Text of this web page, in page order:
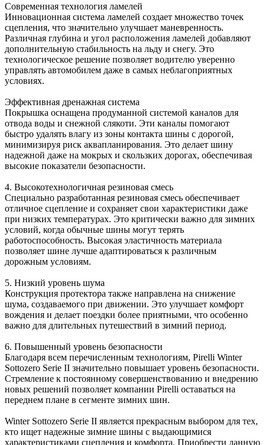
Современная технология ламелей
Инновационная система ламелей создает множество точек
сцепления, что значительно улучшает маневренность.
Различная глубина и угол расположения ламелей добавляют
дополнительную стабильность на льду и снегу. Это
технологическое решение позволяет водителю уверенно
управлять автомобилем даже в самых неблагоприятных
условиях.
Эффективная дренажная система
Покрышка оснащена продуманной системой каналов для
отвода воды и снежной слякоти. Эти каналы помогают
быстро удалять влагу из зоны контакта шины с дорогой,
минимизируя риск аквапланирования. Это делает шину
надежной даже на мокрых и скользких дорогах, обеспечивая
высокие показатели безопасности.
4. Высокотехнологичная резиновая смесь
Специально разработанная резиновая смесь обеспечивает
отличное сцепление и сохраняет свои характеристики даже
при низких температурах. Это критически важно для зимних
условий, когда обычные шины могут терять
работоспособность. Высокая эластичность материала
позволяет шине лучше адаптироваться к различным
дорожным условиям.
5. Низкий уровень шума
Конструкция протектора также направлена на снижение
шума, создаваемого при движении. Это улучшает комфорт
вождения и делает поездки более приятными, что особенно
важно для длительных путешествий в зимний период.
6. Повышенный уровень безопасности
Благодаря всем перечисленным технологиям, Pirelli Winter
Sottozero Serie II значительно повышает уровень безопасности.
Стремление к постоянному совершенствованию и внедрению
новых решений позволяет компании Pirelli оставаться на
переднем плане в сегменте зимних шин.
Winter Sottozero Serie II является прекрасным выбором для тех,
кто ищет надежные зимние шины с выдающимися
характеристиками сцепления и комфорта. Приобрести данную